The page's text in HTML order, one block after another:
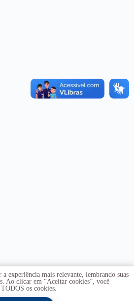
a experiência mais relevante, lembrando suas
Ao clicar em “Aceitar cookies”, você
os cookies.